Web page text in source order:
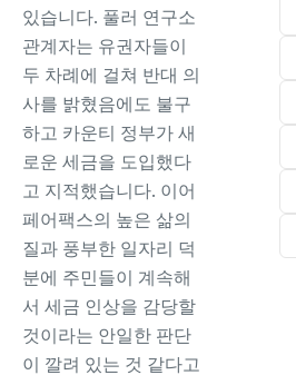
있습니다. 풀러 연구소
관계자는 유권자들이
두 차례에 걸쳐 반대 의
사를 밝혔음에도 불구
하고 카운티 정부가 새
로운 세금을 도입했다
고 지적했습니다. 이어
페어팩스의 높은 삶의
질과 풍부한 일자리 덕
분에 주민들이 계속해
서 세금 인상을 감당할
것이라는 안일한 판단
이 깔려 있는 것 같다고